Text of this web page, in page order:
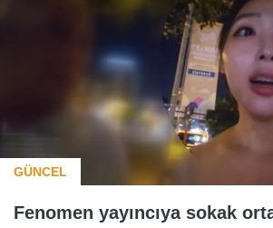
GÜNCEL
Fenomen yayıncıya sokak